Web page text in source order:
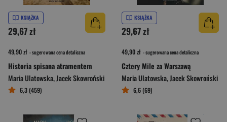
KSIĄŻKA
29,67 zł
49,90 zł - sugerowana cena detaliczna
Historia spisana atramentem
Maria Ulatowska,Jacek Skowroński
6,3 (459)
KSIĄŻKA
29,67 zł
49,90 zł - sugerowana cena detaliczna
Cztery Mile za Warszawą
Maria Ulatowska,Jacek Skowroński
6,6 (69)